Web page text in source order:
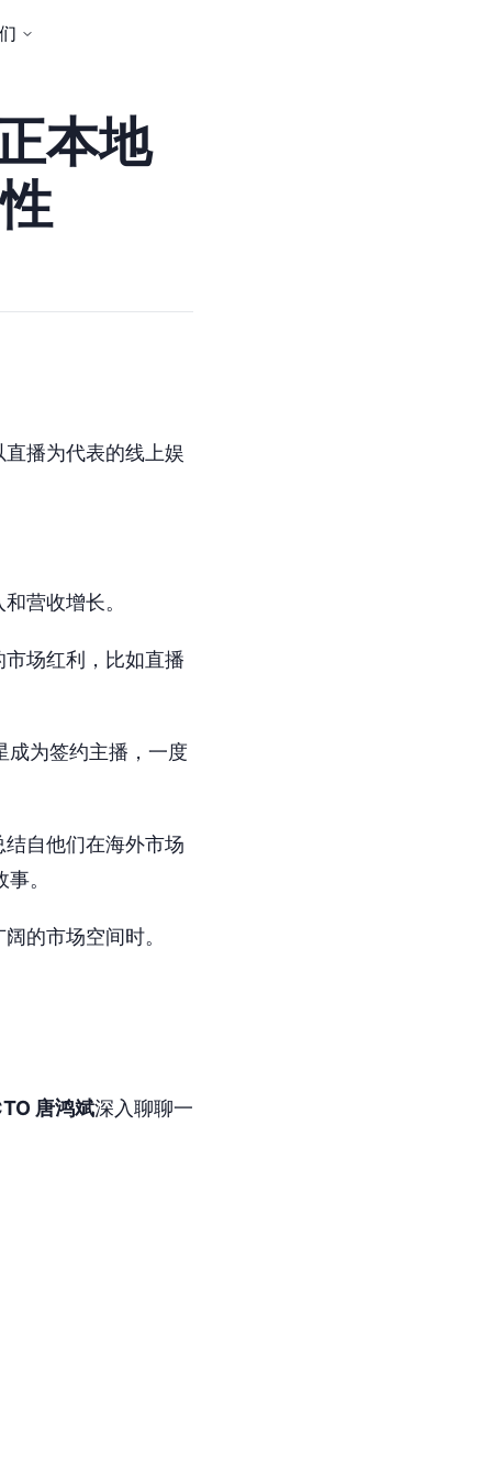
本地
播为代表的线上娱
营收增长。
场红利，比如直播
成为签约主播，一度
自他们在海外市场
。
的市场空间时。
唐鸿斌深入聊聊一